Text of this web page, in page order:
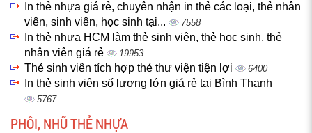
In thẻ nhựa giá rẻ, chuyên nhận in thẻ các loại, thẻ nhân
viên, sinh viên, học sinh tại...
7558
In thẻ nhựa HCM làm thẻ sinh viên, thẻ học sinh, thẻ
nhân viên giá rẻ
19953
Thẻ sinh viên tích hợp thẻ thư viện tiện lợi 6400
In thẻ sinh viên số lượng lớn giá rẻ tại Bình Thạnh
5767
PHÔI, NHŨ THẺ NHỰA